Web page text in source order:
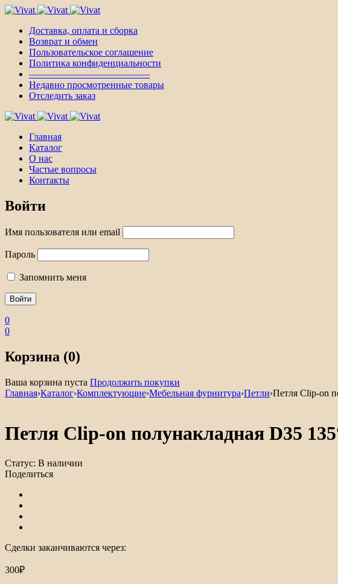
Доставка, оплата и сборка
Возврат и обмен
Пользовательское соглашение
Политика конфиденциальности
————————————–
Недавно просмотренные товары
Отследить заказ
Главная
Каталог
О нас
Частые вопросы
Контакты
Войти
Имя пользователя или email
Пароль
Запомнить меня
0
0
Корзина (0)
Ваша корзина пуста Продолжить покупки
Главная›Каталог›Комплектующие›Мебельная фурнитура›Петли›Петля Clip-on
Петля Clip-on полунакладная D35
Статус: В наличии
Поделиться
Сделки заканчиваются через:
300₽